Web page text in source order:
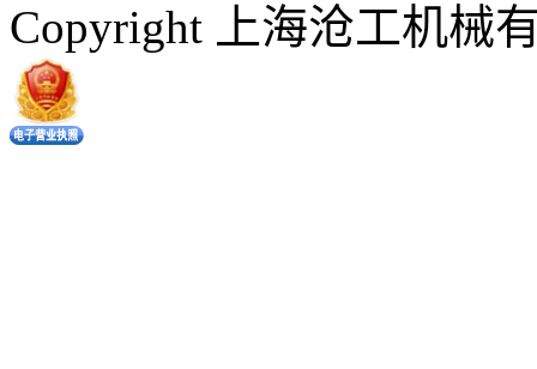
Copyright 上海沧工机械